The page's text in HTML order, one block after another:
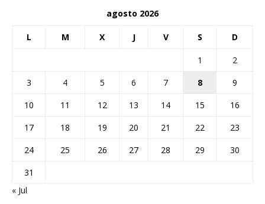
agosto 2026
L M X J V S D
1
2
3
4 5 6 7 8
9
10
11 12 13 14 15
16
17
18 19 20 21 22
23
24
25 26 27 28 29
30
31
« Jul